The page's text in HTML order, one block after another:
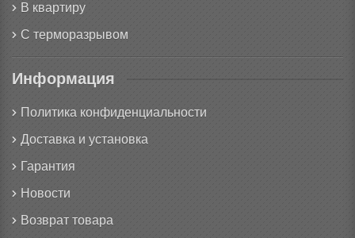
В квартиру
С терморазрывом
Информация
Политика конфиденциальности
Доставка и установка
Гарантия
Новости
Возврат товара